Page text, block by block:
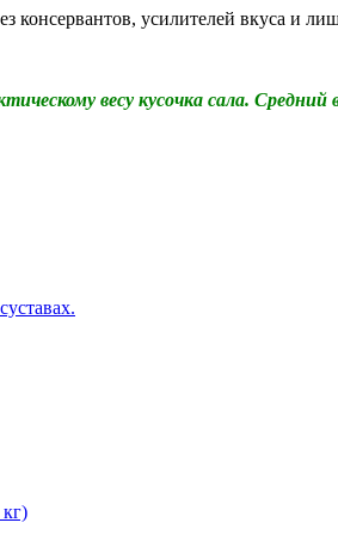
консервантов, усилителей вкуса и
весу кусочка сала. Средний